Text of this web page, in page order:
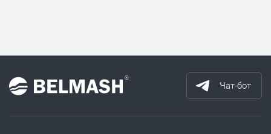
Чат-бот